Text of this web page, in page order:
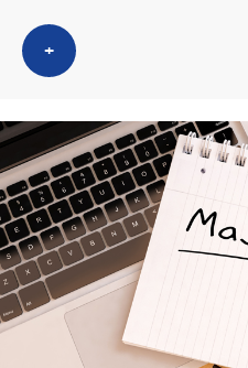
s
a
s
l
t
r
o
C
i
n
g
u
t
+